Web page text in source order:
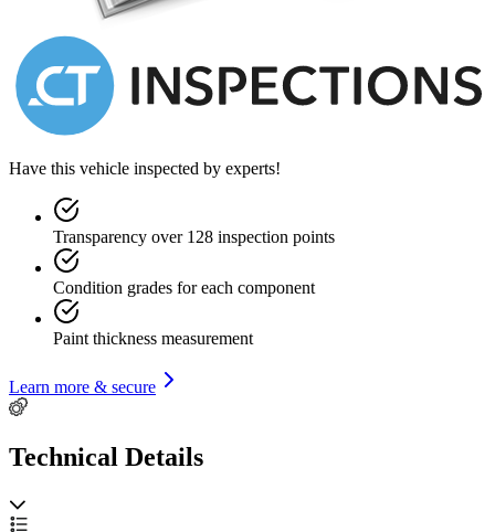
Have this vehicle inspected by experts!
Transparency over 128 inspection points
Condition grades for each component
Paint thickness measurement
Learn more & secure
Technical Details